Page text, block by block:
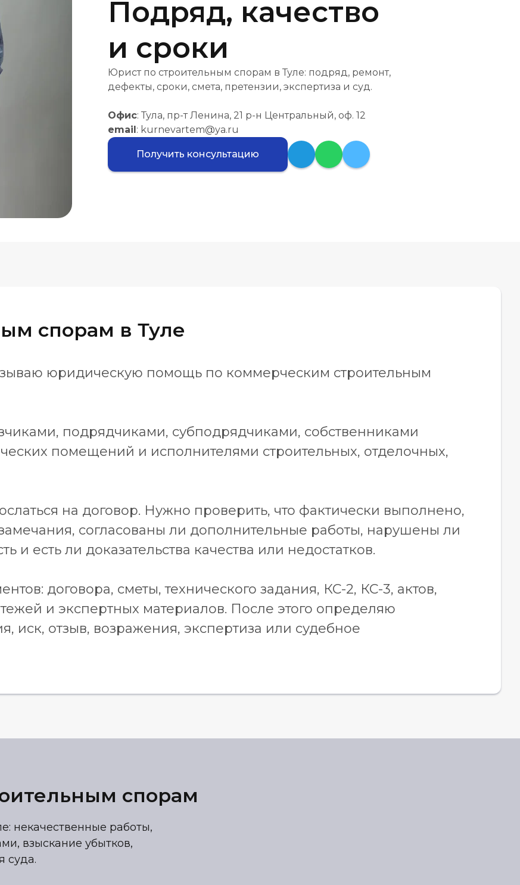
Подряд, качество
и сроки
Юрист по строительным спорам в Туле: подряд, ремонт,
дефекты, сроки, смета, претензии, экспертиза и суд.
Офис: Тула, пр-т Ленина, 21 р-н Центральный, оф. 12
email: kurnevartem@ya.ru
Получить консультацию
спорам в Туле
юридическую помощь по коммерческим строительным
подрядчиками, субподрядчиками, собственниками
помещений и исполнителями строительных, отделочных,
на договор. Нужно проверить, что фактически выполнено,
согласованы ли дополнительные работы, нарушены ли
и есть ли доказательства качества или недостатков.
договора, сметы, технического задания, КС-2, КС-3, актов,
и экспертных материалов. После этого определяю
иск, отзыв, возражения, экспертиза или судебное
спорам
некачественные работы,
взыскание убытков,
суда.